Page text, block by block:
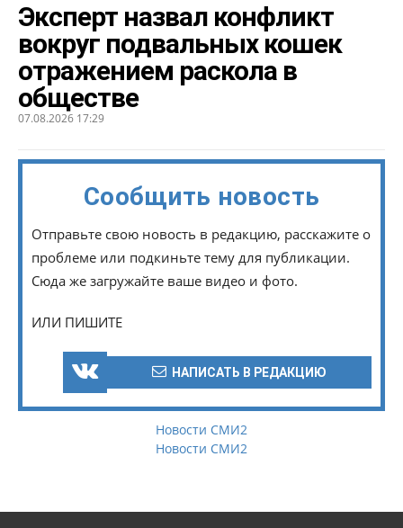
Эксперт назвал конфликт
вокруг подвальных кошек
отражением раскола в
обществе
07.08.2026 17:29
Сообщить новость
Отправьте свою новость в редакцию, расскажите о
проблеме или подкиньте тему для публикации.
Сюда же загружайте ваше видео и фото.
ИЛИ ПИШИТЕ
НАПИСАТЬ В РЕДАКЦИЮ
Новости СМИ2
Новости СМИ2